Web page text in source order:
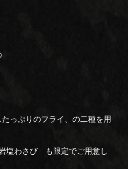
っぷりのフライ、の二種を用
塩わさび も限定でご用意し